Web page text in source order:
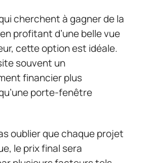
cherchent à gagner de la
profitant d’une belle vue
cette option est idéale.
souvent un
financier plus
porte-fenêtre
oublier que chaque projet
le prix final sera